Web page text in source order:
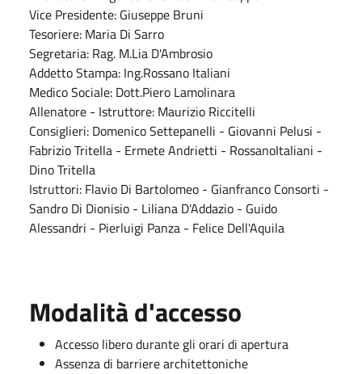
Vice Presidente: Giuseppe Bruni
Tesoriere: Maria Di Sarro
Segretaria: Rag. M.Lia D'Ambrosio
Addetto Stampa: Ing.Rossano Italiani
Medico Sociale: Dott.Piero Lamolinara
Allenatore - Istruttore: Maurizio Riccitelli
Consiglieri: Domenico Settepanelli - Giovanni Pelusi -
Fabrizio Tritella - Ermete Andrietti - RossanoItaliani -
Dino Tritella
Istruttori: Flavio Di Bartolomeo - Gianfranco Consorti -
Sandro Di Dionisio - Liliana D'Addazio - Guido
Alessandri - Pierluigi Panza - Felice Dell'Aquila
Modalità d'accesso
Accesso libero durante gli orari di apertura
Assenza di barriere architettoniche